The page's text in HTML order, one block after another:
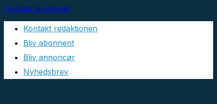
Fortsæt til indhold
Kontakt redaktionen
Bliv abonnent
Bliv annoncør
Nyhedsbrev